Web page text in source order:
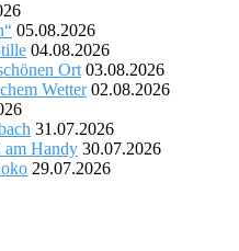
05.08.2026
04.08.2026
Ort 03.08.2026
Wetter 02.08.2026
31.07.2026
am Handy 30.07.2026
29.07.2026